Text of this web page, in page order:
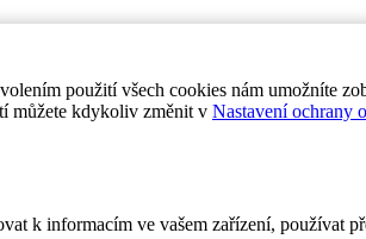
použití všech cookies nám umožníte
můžete kdykoliv změnit v Nastavení ochrany
k informacím ve vašem zařízení, používat